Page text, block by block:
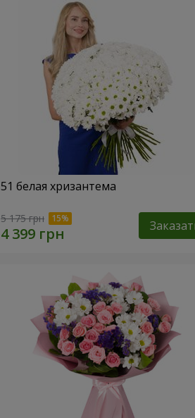
51 белая хризантема
5 175 грн